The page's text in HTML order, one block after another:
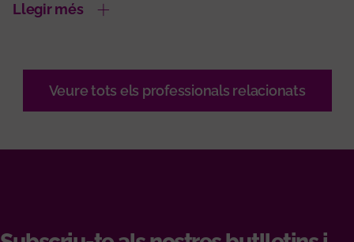
Llegir més
Veure tots els professionals relacionats